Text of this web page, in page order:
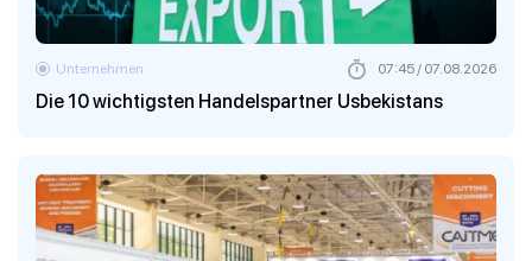
Die 10 wichtigsten Handelspartner Usbekistans
Unternehmen 07:45 / 07.08.2026